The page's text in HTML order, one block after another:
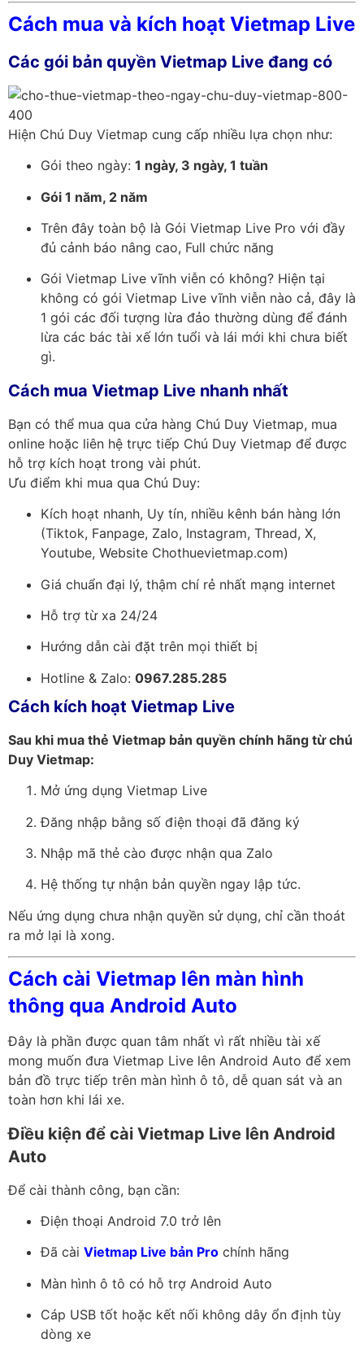
Cách mua và kích hoạt Vietmap Live
Các gói bản quyền Vietmap Live đang có
Hiện Chú Duy Vietmap cung cấp nhiều lựa chọn như:
Gói theo ngày: 1 ngày, 3 ngày, 1 tuần
Gói 1 năm, 2 năm
Trên đây toàn bộ là Gói Vietmap Live Pro với đầy
đủ cảnh báo nâng cao, Full chức năng
Gói Vietmap Live vĩnh viễn có không? Hiện tại
không có gói Vietmap Live vĩnh viễn nào cả, đây là
1 gói các đối tượng lừa đảo thường dùng để đánh
lừa các bác tài xế lớn tuổi và lái mới khi chưa biết
gì.
Cách mua Vietmap Live nhanh nhất
Bạn có thể mua qua cửa hàng Chú Duy Vietmap, mua
online hoặc liên hệ trực tiếp Chú Duy Vietmap để được
hỗ trợ kích hoạt trong vài phút.
Ưu điểm khi mua qua Chú Duy:
Kích hoạt nhanh, Uy tín, nhiều kênh bán hàng lớn
(Tiktok, Fanpage, Zalo, Instagram, Thread, X,
Youtube, Website Chothuevietmap.com)
Giá chuẩn đại lý, thậm chí rẻ nhất mạng internet
Hỗ trợ từ xa 24/24
Hướng dẫn cài đặt trên mọi thiết bị
Hotline & Zalo: 0967.285.285
Cách kích hoạt Vietmap Live
Sau khi mua thẻ Vietmap bản quyền chính hãng từ chú
Duy Vietmap:
Mở ứng dụng Vietmap Live
Đăng nhập bằng số điện thoại đã đăng ký
Nhập mã thẻ cào được nhận qua Zalo
Hệ thống tự nhận bản quyền ngay lập tức.
Nếu ứng dụng chưa nhận quyền sử dụng, chỉ cần thoát
ra mở lại là xong.
Cách cài Vietmap lên màn hình
thông qua Android Auto
Đây là phần được quan tâm nhất vì rất nhiều tài xế
mong muốn đưa Vietmap Live lên Android Auto để xem
bản đồ trực tiếp trên màn hình ô tô, dễ quan sát và an
toàn hơn khi lái xe.
Điều kiện để cài Vietmap Live lên Android
Auto
Để cài thành công, bạn cần:
Điện thoại Android 7.0 trở lên
Đã cài Vietmap Live bản Pro chính hãng
Màn hình ô tô có hỗ trợ Android Auto
Cáp USB tốt hoặc kết nối không dây ổn định tùy
dòng xe